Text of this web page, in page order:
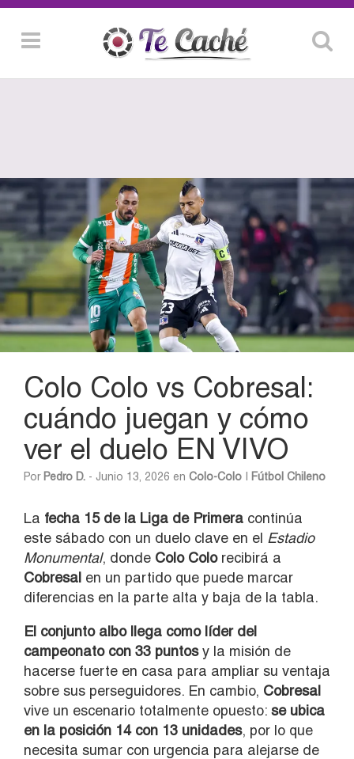
Colo Colo vs Cobresal:
cuándo juegan y cómo
ver el duelo EN VIVO
Por Pedro D. - Junio 13, 2026 en Colo-Colo Fútbol Chileno
La fecha 15 de la Liga de Primera continúa
este sábado con un duelo clave en el Estadio
Monumental, donde Colo Colorecibirá a
Cobresal en un partido que puede marcar
diferencias en la parte alta y baja de la tabla.
El conjunto albo llega como líder del
campeonato con 33 puntosy la misión de
hacerse fuerte en casa para ampliar su ventaja
sobre sus perseguidores. En cambio, Cobresal
vive un escenario totalmente opuesto: se ubica
en la posición 14 con 13 unidades, por lo que
necesita sumar con urgencia para alejarse de